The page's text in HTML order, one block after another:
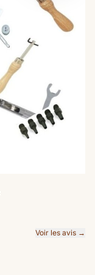
Voir les avis →